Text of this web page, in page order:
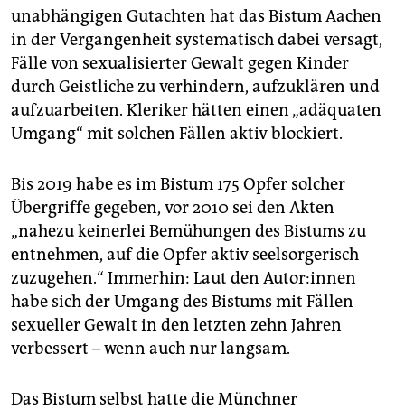
abo
genossenschaft
epaper login
unabhängigen Gutachten hat das Bistum Aachen
in der Vergangenheit systematisch dabei versagt,
Fälle von sexualisierter Gewalt gegen Kinder
durch Geistliche zu verhindern, aufzuklären und
aufzuarbeiten. Kleriker hätten einen „adäquaten
Umgang“ mit solchen Fällen aktiv blockiert.
Bis 2019 habe es im Bistum 175 Opfer solcher
Übergriffe gegeben, vor 2010 sei den Akten
„nahezu keinerlei Bemühungen des Bistums zu
entnehmen, auf die Opfer aktiv seelsorgerisch
zuzugehen.“ Immerhin: Laut den Autor:innen
habe sich der Umgang des Bistums mit Fällen
sexueller Gewalt in den letzten zehn Jahren
verbessert – wenn auch nur langsam.
Das Bistum selbst hatte die Münchner